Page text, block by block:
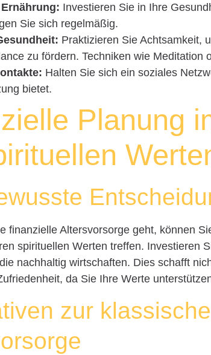
Investieren Sie in Ihre
Sie sich regelmäßig.
Praktizieren Sie Achtsamkeit,
zu fördern. Techniken wie Meditation
Halten Sie sich ein soziales
bietet.
Planung
finanzielle Altersvorsorge geht, können
spirituellen Werten treffen. Investieren
nachhaltig wirtschaften. Dies schafft
da Sie Ihre Werte
zur